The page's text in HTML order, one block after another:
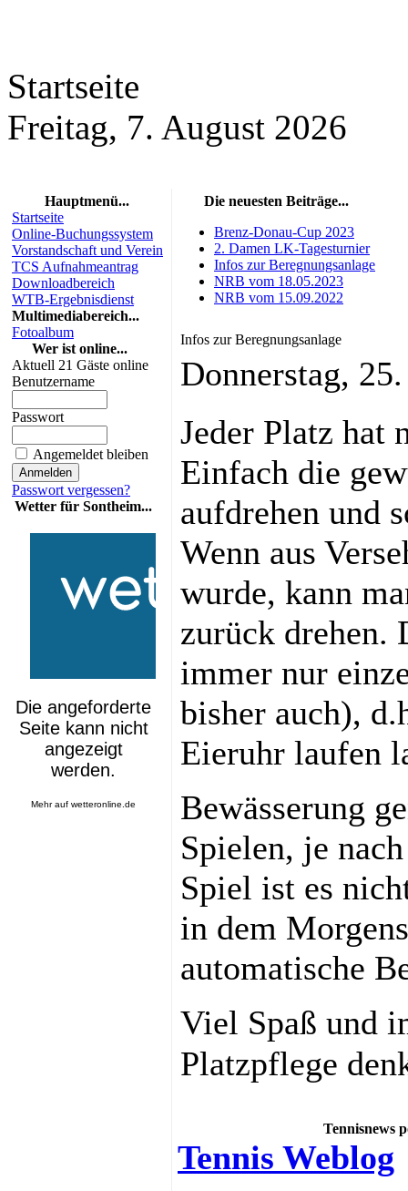
Startseite
Freitag, 7. August 2026
Hauptmenü...
Startseite
Online-Buchungssystem
Vorstandschaft und Verein
TCS Aufnahmeantrag
Downloadbereich
WTB-Ergebnisdienst
Multimediabereich...
Fotoalbum
Wer ist online...
Aktuell 21 Gäste online
Benutzername
Passwort
Angemeldet bleiben
Passwort vergessen?
Wetter für Sontheim...
Mehr aufwetteronline.de
Die neuesten Beiträge...
Brenz-Donau-Cup 2023
2. Damen LK-Tagesturnier
Infos zur Beregnungsanlage
NRB vom 18.05.2023
NRB vom 15.09.2022
Infos zur Beregnungsanlage
Donnerstag,
Jeder Platz hat
Einfach die
aufdrehen und
Wenn aus
wurde, kann
zurück drehen.
immer nur
bisher auch),
Eieruhr laufen
Bewässerung
Spielen, je
Spiel ist es
in dem
automatische
Viel Spaß und
Platzpflege
Tennisnews
Tennis Weblog